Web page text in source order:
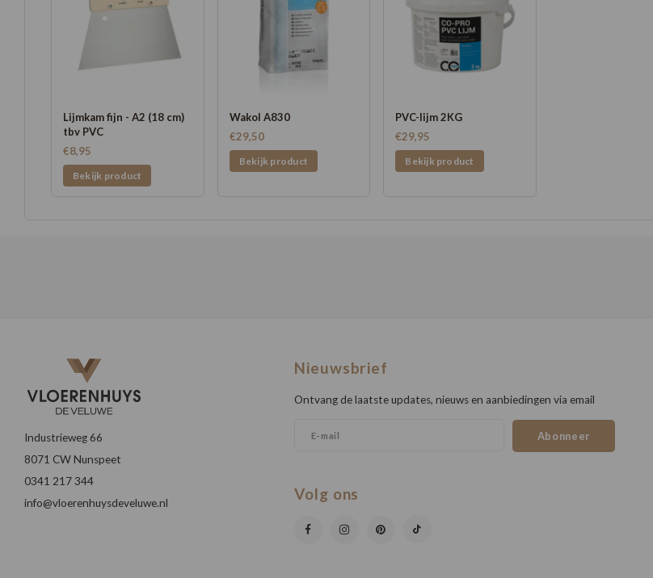
Lijmkam fijn - A2 (18 cm)
tbv PVC
€8,95
Bekijk product
Wakol A830
€29,50
Bekijk product
PVC-lijm 2KG
€29,95
Bekijk product
Industrieweg 66
8071 CW Nunspeet
0341 217 344
info@vloerenhuysdeveluwe.nl
Nieuwsbrief
Ontvang de laatste updates, nieuws en aanbiedingen via email
Abonneer
Volg ons